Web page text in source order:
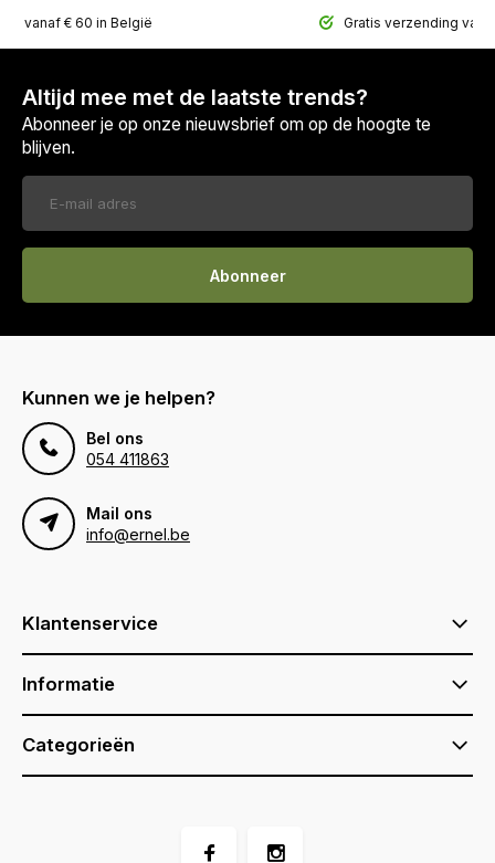
vanaf € 60 in België Gratis verzending
Altijd mee met de laatste trends?
Abonneer je op onze nieuwsbrief om op de hoogte te
blijven.
Abonneer
Kunnen we je helpen?
Bel ons
054 411863
Mail ons
info@ernel.be
Klantenservice
Informatie
Categorieën